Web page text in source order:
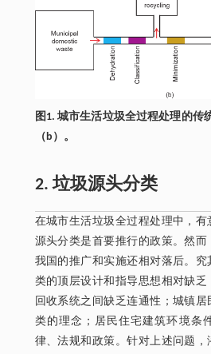
图1. 城市生活垃圾全过程处理的传
（b）。
2. 垃圾源头分类
在城市生活垃圾全过程处理中，
源头分类是首要推行的政策。然
我国的推广和实施还相对落后。
类的顶层设计和指导思想相对缺
回收系统之间缺乏连通性；城镇
类的理念；居民住宅建筑环境条
律、法规和政策。针对上述问题，